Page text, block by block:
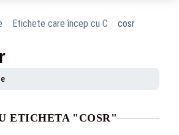
Etichete care încep cu C cosr
ETICHETA "COSR"